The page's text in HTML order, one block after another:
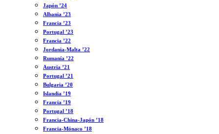
Japón ’24
Albania ’23
Francia ’23
Portugal ’23
Francia ’22
Jordania-Malta ’22
Rumanía ’22
Austria ’21
Portugal ’21
Bulgaria ’20
Islandia ’19
Francia ’19
Portugal ’18
Francia-China-Japón ’18
Francia-Mónaco ’18